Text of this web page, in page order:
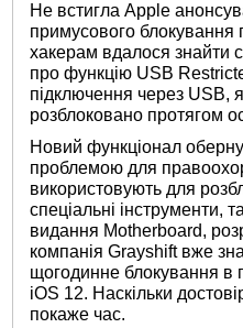
Не встигла Apple
примусового блокування
хакерам вдалося знайти
про функцію USB
підключення через USB,
розблоковано протягом
Новий функціонал
проблемою для
використовують для
спеціальні інструменти,
видання Motherboard,
компанія Grayshift вже
щогодинне блокування в
iOS 12. Наскільки
покаже час.